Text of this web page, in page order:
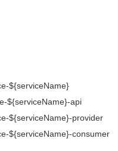
api
provider
consumer